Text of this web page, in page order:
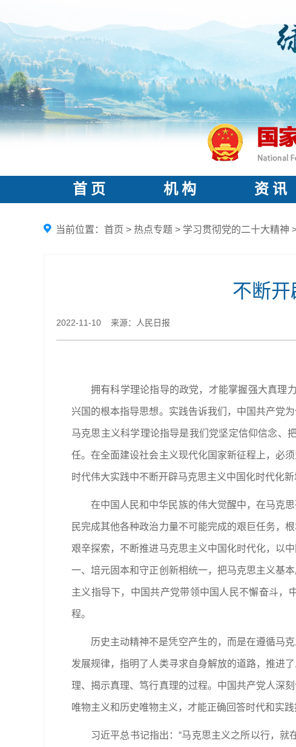
首 页 机 构 资 讯
当前位置： 首页 > 热点专题 > 学习贯彻党的二十大精神
不断
2022-11-10 来源：人民日报
拥有科学理论指导的政党，才能掌握强大真理
兴国的根本指导思想。实践告诉我们，中国共产党
马克思主义科学理论指导是我们党坚定信仰信念、
任。在全面建设社会主义现代化国家新征程上，必
时代伟大实践中不断开辟马克思主义中国化时代化新
在中国人民和中华民族的伟大觉醒中，在马克
民完成其他各种政治力量不可能完成的艰巨任务，
艰辛探索，不断推进马克思主义中国化时代化，以
一、培元固本和守正创新相统一，把马克思主义基
主义指导下，中国共产党带领中国人民不懈奋斗，
程。
历史主动精神不是凭空产生的，而是在遵循马
发展规律，指明了人类寻求自身解放的道路，推进
理、揭示真理、笃行真理的过程。中国共产党人深
唯物主义和历史唯物主义，才能正确回答时代和实
习近平总书记指出：“马克思主义之所以行，就